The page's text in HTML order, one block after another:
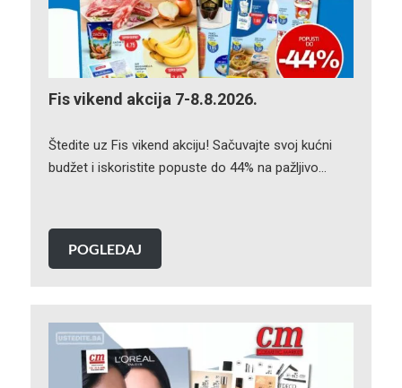
Fis vikend akcija 7-8.8.2026.
Štedite uz Fis vikend akciju! Sačuvajte svoj kućni
budžet i iskoristite popuste do 44% na pažljivo…
POGLEDAJ